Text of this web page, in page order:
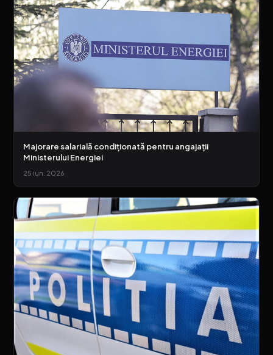
Majorare salarială condiționată pentru angajații
Ministerului Energiei
25 iun. 2026